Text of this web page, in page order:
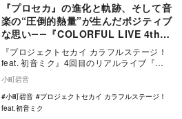
『プロセカ』の進化と軌跡、そして音
楽の“圧倒的熱量”が生んだポジティブ
な思い――『COLORFUL LIVE 4th -
Unison -』レポート
『プロジェクトセカイ カラフルステージ！
feat. 初音ミク』4回目のリアルライブ『プ
ロジェクトセカイ COLORFUL LI…
小町碧音
小町碧音
プロジェクトセカイ カラフルステージ！
feat.初音ミク